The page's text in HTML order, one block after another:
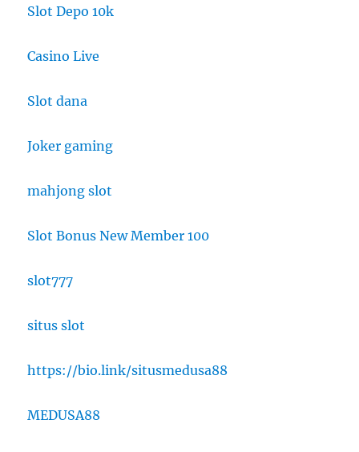
Slot Depo 10k
Casino Live
Slot dana
Joker gaming
mahjong slot
Slot Bonus New Member 100
slot777
situs slot
https://bio.link/situsmedusa88
MEDUSA88